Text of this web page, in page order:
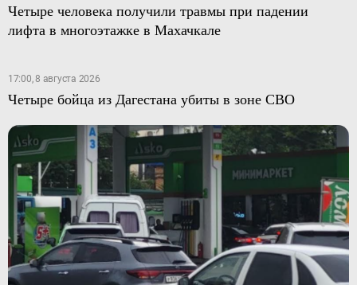
Четыре человека получили травмы при падении
лифта в многоэтажке в Махачкале
17:00, 8 августа 2026
Четыре бойца из Дагестана убиты в зоне СВО